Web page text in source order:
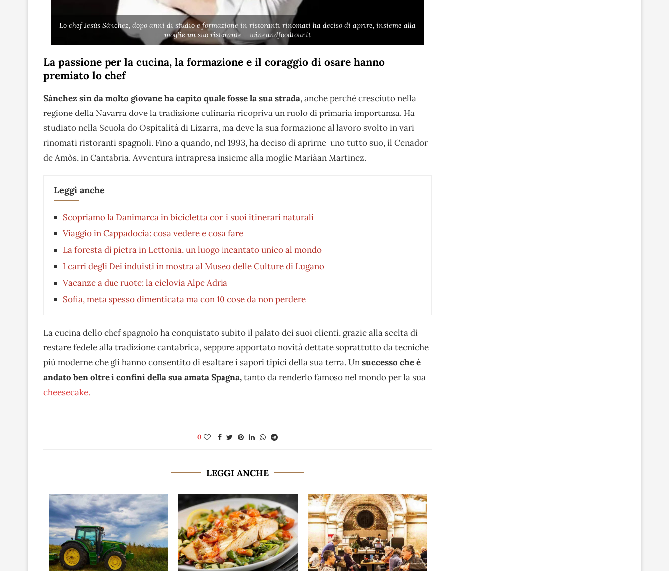
Lo chef Jesùs Sànchez, dopo anni di studio e formazione in ristoranti rinomati ha deciso di aprire, insieme alla
moglie un suo ristorante – wineandfoodtour.it
La passione per la cucina, la formazione e il coraggio di osare hanno
premiato lo chef
Sànchez sin da molto giovane ha capito quale fosse la sua strada, anche perché cresciuto nella
regione della Navarra dove la tradizione culinaria ricopriva un ruolo di primaria importanza. Ha
studiato nella Scuola do Ospitalità di Lizarra, ma deve la sua formazione al lavoro svolto in vari
rinomati ristoranti spagnoli. Fino a quando, nel 1993, ha deciso di aprirne uno tutto suo, il Cenador
de Amòs, in Cantabria. Avventura intrapresa insieme alla moglie Mariàan Martinez.
Leggi anche
Scopriamo la Danimarca in bicicletta con i suoi itinerari naturali
Viaggio in Cappadocia: cosa vedere e cosa fare
La foresta di pietra in Lettonia, un luogo incantato unico al mondo
I carri degli Dei induisti in mostra al Museo delle Culture di Lugano
Vacanze a due ruote: la ciclovia Alpe Adria
Sofia, meta spesso dimenticata ma con 10 cose da non perdere
La cucina dello chef spagnolo ha conquistato subito il palato dei suoi clienti, grazie alla scelta di
restare fedele alla tradizione cantabrica, seppure apportato novità dettate soprattutto da tecniche
più moderne che gli hanno consentito di esaltare i sapori tipici della sua terra. Unsuccesso che è
andato ben oltre i confini della sua amata Spagna,tanto da renderlo famoso nel mondo per la sua
cheesecake.
0
LEGGI ANCHE